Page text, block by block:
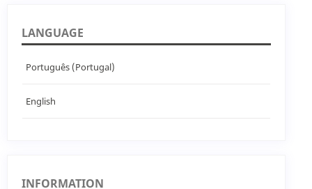
LANGUAGE
Português (Portugal)
English
INFORMATION